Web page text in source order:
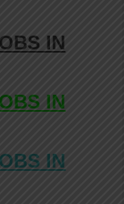
IN
IN
IN